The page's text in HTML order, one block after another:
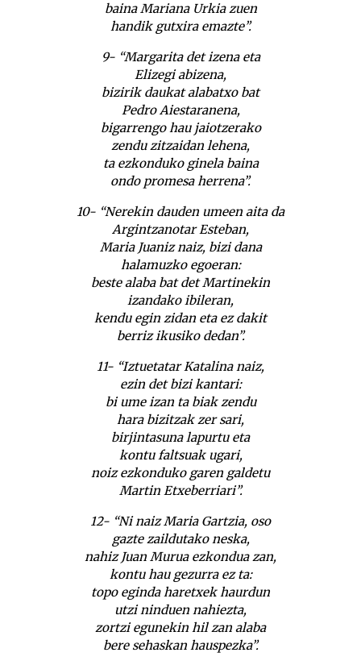
baina Mariana Urkia zuen
handik gutxira emazte”.
9- “Margarita det izena eta
Elizegi abizena,
bizirik daukat alabatxo bat
Pedro Aiestaranena,
bigarrengo hau jaiotzerako
zendu zitzaidan lehena,
ta ezkonduko ginela baina
ondo promesa herrena”.
10- “Nerekin dauden umeen aita da
Argintzanotar Esteban,
Maria Juaniz naiz, bizi dana
halamuzko egoeran:
beste alaba bat det Martinekin
izandako ibileran,
kendu egin zidan eta ez dakit
berriz ikusiko dedan”.
11- “Iztuetatar Katalina naiz,
ezin det bizi kantari:
bi ume izan ta biak zendu
hara bizitzak zer sari,
birjintasuna lapurtu eta
kontu faltsuak ugari,
noiz ezkonduko garen galdetu
Martin Etxeberriari”.
12- “Ni naiz Maria Gartzia, oso
gazte zaildutako neska,
nahiz Juan Murua ezkondua zan,
kontu hau gezurra ez ta:
topo eginda haretxek haurdun
utzi ninduen nahiezta,
zortzi egunekin hil zan alaba
bere sehaskan hauspezka”.